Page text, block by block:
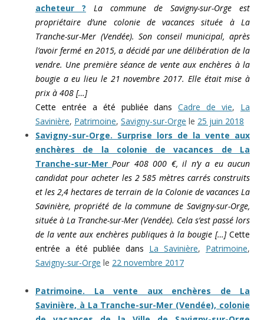
acheteur ?
La commune de Savigny-sur-Orge est
propriétaire d’une colonie de vacances située à La
Tranche-sur-Mer (Vendée). Son conseil municipal, après
l’avoir fermé en 2015, a décidé par une délibération de la
vendre. Une première séance de vente aux enchères à la
bougie a eu lieu le 21 novembre 2017. Elle était mise à
prix à 408 […]
Cette entrée a été publiée dans Cadre de vie, La
Savinière, Patrimoine, Savigny-sur-Orge le 25 juin 2018
Savigny-sur-Orge. Surprise lors de la vente aux
enchères de la colonie de vacances de La
Tranche-sur-MerPour 408 000 €, il n’y a eu aucun
candidat pour acheter les 2 585 mètres carrés construits
et les 2,4 hectares de terrain de la Colonie de vacances La
Savinière, propriété de la commune de Savigny-sur-Orge,
située à La Tranche-sur-Mer (Vendée). Cela s’est passé lors
de la vente aux enchères publiques à la bougie […] Cette
entrée a été publiée dans La Savinière, Patrimoine,
Savigny-sur-Orge le 22 novembre 2017
Patrimoine. La vente aux enchères de La
Savinière, à La Tranche-sur-Mer (Vendée), colonie